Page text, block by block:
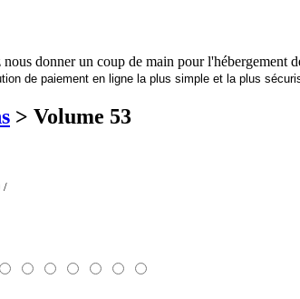
nous donner un coup de main pour l'hébergement
> Volume 53
/